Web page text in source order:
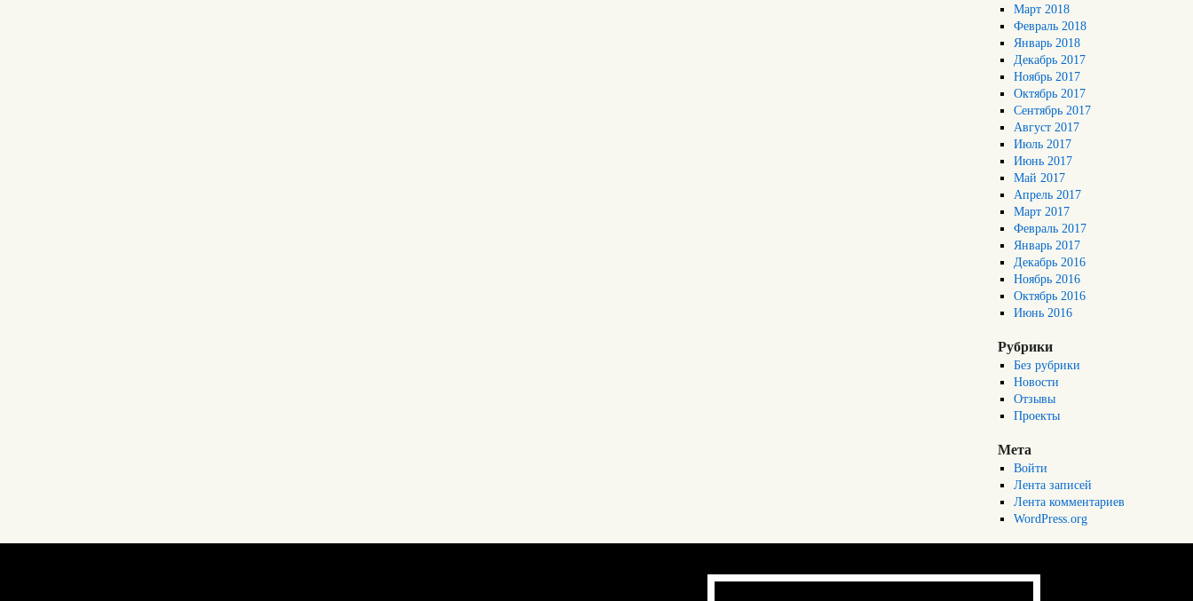
Март 2018
Февраль 2018
Январь 2018
Декабрь 2017
Ноябрь 2017
Октябрь 2017
Сентябрь 2017
Август 2017
Июль 2017
Июнь 2017
Май 2017
Апрель 2017
Март 2017
Февраль 2017
Январь 2017
Декабрь 2016
Ноябрь 2016
Октябрь 2016
Июнь 2016
Рубрики
Без рубрики
Новости
Отзывы
Проекты
Мета
Войти
Лента записей
Лента комментариев
WordPress.org